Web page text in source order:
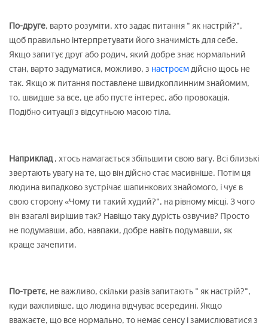
По-друге, варто розуміти, хто задає питання " як настрій?",
щоб правильно інтерпретувати його значимість для себе.
Якщо запитує друг або родич, який добре знає нормальний
стан, варто задуматися, можливо, з настроємдійсно щось не
так. Якщо ж питання поставлене швидкоплинним знайомим,
то, швидше за все, це або пусте інтерес, або провокація.
Подібно ситуації з відсутньою масою тіла.
Наприклад, хтось намагається збільшити свою вагу. Всі близькі
звертають увагу на те, що він дійсно стає масивніше. Потім ця
людина випадково зустрічає шапинкових знайомого, і чує в
свою сторону «Чому ти такий худий?", на рівному місці. З чого
він взагалі вирішив так? Навіщо таку дурість озвучив? Просто
не подумавши, або, навпаки, добре навіть подумавши, як
краще зачепити.
По-третє, не важливо, скільки разів запитають " як настрій?",
куди важливіше, що людина відчуває всередині. Якщо
вважаєте, що все нормально, то немає сенсу і замислюватися з